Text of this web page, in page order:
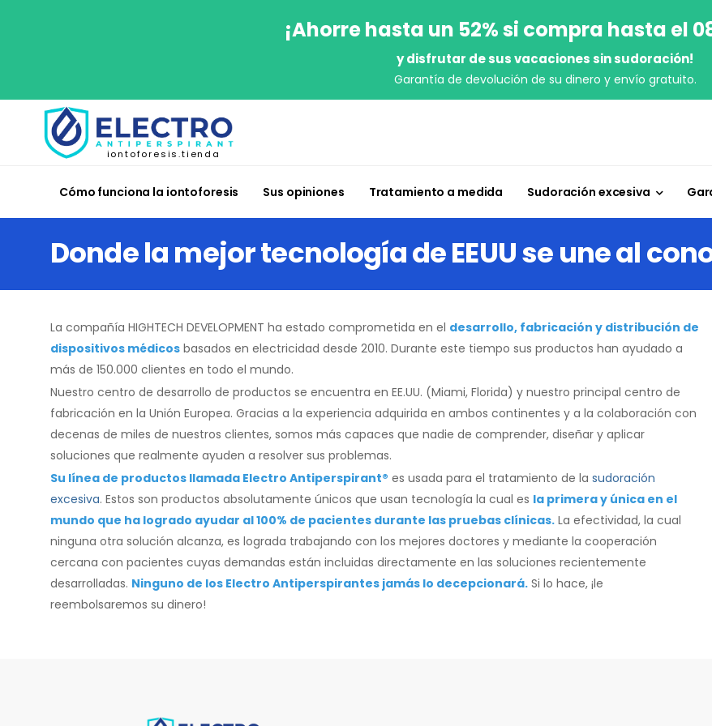
¡Ahorre hasta un 52% si compra hasta el
y disfrutar de sus vacaciones sin sudoración!
Garantía de devolución de su dinero y envío gratuito.
iontoforesis.tienda
Cómo funciona la iontoforesis Sus opiniones Tratamiento a medida Sudoración excesiva
Donde la mejor tecnología de EEUU se une al
La compañía HIGHTECH DEVELOPMENT ha estado comprometida en el desarrollo, fabricación y distribución de
dispositivos médicos basados en electricidad desde 2010. Durante este tiempo sus productos han ayudado a
más de 150.000 clientes en todo el mundo.
Nuestro centro de desarrollo de productos se encuentra en EE.UU. (Miami, Florida) y nuestro principal centro de
fabricación en la Unión Europea. Gracias a la experiencia adquirida en ambos continentes y a la colaboración con
decenas de miles de nuestros clientes, somos más capaces que nadie de comprender, diseñar y aplicar
soluciones que realmente ayuden a resolver sus problemas.
Su línea de productos llamada Electro Antiperspirant® es usada para el tratamiento de la sudoración
excesiva. Estos son productos absolutamente únicos que usan tecnología la cual es la primera y única en el
mundo que ha logrado ayudar al 100% de pacientes durante las pruebas clínicas. La efectividad, la cual
ninguna otra solución alcanza, es lograda trabajando con los mejores doctores y mediante la cooperación
cercana con pacientes cuyas demandas están incluidas directamente en las soluciones recientemente
desarrolladas. Ninguno de los Electro Antiperspirantes jamás lo decepcionará. Si lo hace, ¡le
reembolsaremos su dinero!